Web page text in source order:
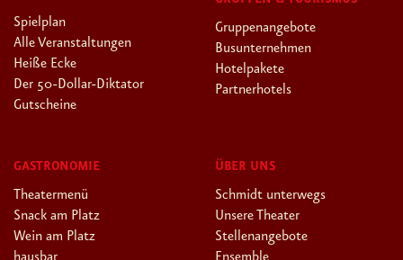
Spielplan
Alle Veranstaltungen
Heiße Ecke
Der 50-Dollar-Diktator
Gutscheine
Gruppenangebote
Busunternehmen
Hotelpakete
Partnerhotels
GASTRONOMIE
Theatermenü
Snack am Platz
Wein am Platz
ÜBER UNS
Schmidt unterwegs
Unsere Theater
Stellenangebote